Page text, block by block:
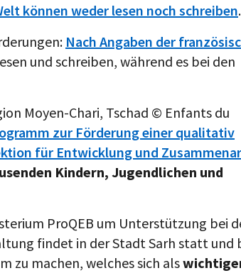
können weder lesen noch schreiben.
Nach Angaben der
und schreiben, während es bei den
Moyen-Chari, Tschad © Enfants du
zur Förderung einer qualitativ
für Entwicklung und
Kindern, Jugendlichen und
ProQEB um Unterstützung bei
findet in der Stadt Sarh statt und
zu machen, welches sich als